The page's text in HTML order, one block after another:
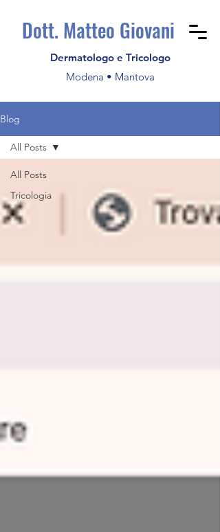
Dott. Matteo Giovani
Dermatologo e Tricologo
Modena • Mantova
Blog
All Posts
Tricologia
All Posts